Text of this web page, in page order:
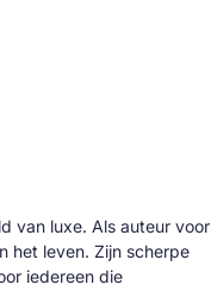
van luxe. Als auteur voor
het leven. Zijn scherpe
iedereen die